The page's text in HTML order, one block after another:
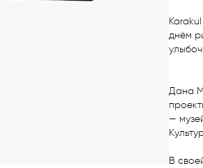
днём
Дана
—
В